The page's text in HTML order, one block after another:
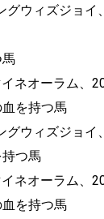
グウィズジョ
ネオーラム、
を持つ馬
グウィズジョ
つ馬
ネオーラム、
を持つ馬